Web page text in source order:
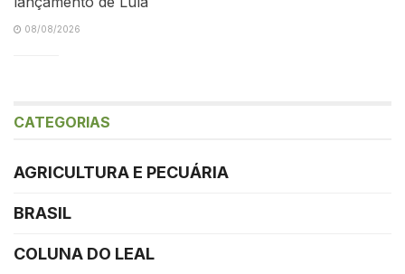
08/08/2026
CATEGORIAS
AGRICULTURA E PECUÁRIA
BRASIL
COLUNA DO LEAL